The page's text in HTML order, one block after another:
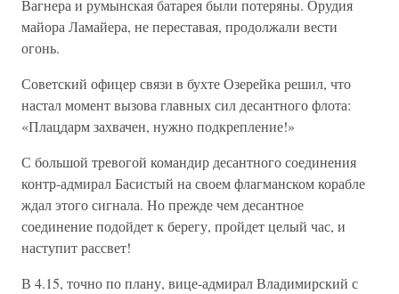
Вагнера и румынская батарея были потеряны. Орудия
майора Ламайера, не переставая, продолжали вести
огонь.
Советский офицер связи в бухте Озерейка решил, что
настал момент вызова главных сил десантного флота:
«Плацдарм захвачен, нужно подкрепление!»
С большой тревогой командир десантного соединения
контр-адмирал Басистый на своем флагманском корабле
ждал этого сигнала. Но прежде чем десантное
соединение подойдет к берегу, пройдет целый час, и
наступит рассвет!
В 4.15, точно по плану, вице-адмирал Владимирский с